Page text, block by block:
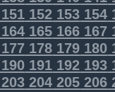
151 152 153 154
164 165 166 167
177 178 179 180
190 191 192 193
203 204 205 206